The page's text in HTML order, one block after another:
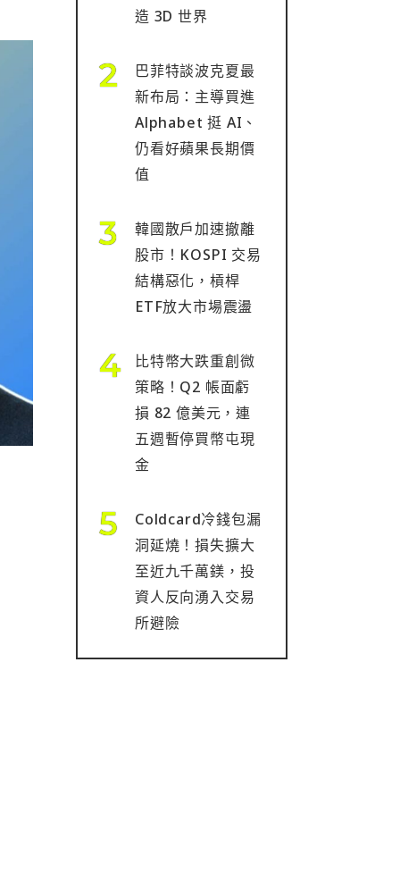
造 3D 世界
巴菲特談波克夏最
新布局：主導買進
Alphabet 挺 AI、
仍看好蘋果長期價
值
韓國散戶加速撤離
股市！KOSPI 交易
結構惡化，槓桿
ETF放大市場震盪
比特幣大跌重創微
策略！Q2 帳面虧
損 82 億美元，連
五週暫停買幣屯現
金
Coldcard冷錢包漏
洞延燒！損失擴大
至近九千萬鎂，投
資人反向湧入交易
所避險